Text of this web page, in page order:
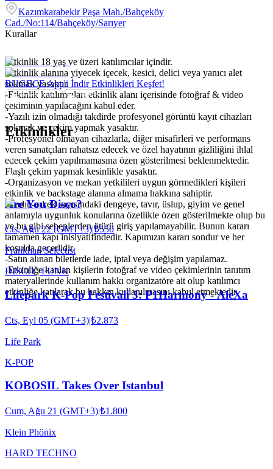
Kazımkarabekir Paşa Mah./Bahçeköy
Cad./No:114/Bahçeköy/Sarıyer
Kurallar
-Etkinlik 18 yaş ve üzeri katılımcılar içindir.
-Etkinlik alanına yiyecek içecek, kesici, delici veya yanıcı alet
sokmak yasaktır.
-Etkinlik katılımcıları etkinlik alanı içerisinde fotoğraf & video
çekiminin yapılacağını kabul eder.
-Yazılı izin olmadığı takdirde profesyonel görüntü kayıt cihazları
sokmak ve çekim yapmak yasaktır.
-Profesyonel olmayan cihazlarla, diğer misafirleri ve performans
veren sanatçıları rahatsız edecek ve özel hayatının gizliliğini ihlal
edecek çekim yapılmamasına özen gösterilmesi beklenmektedir.
Flaşlı çekim yapmak kesinlikle yasaktır.
-Organizasyon ve mekan yetkilileri uygun görmedikleri kişileri
etkinlik ve backstage alanına almama hakkına sahiptir.
-Kadın-erkek sayısındaki dengeye, tavır, üslup, giyim ve genel
anlamıyla uygunluk konularına özellikle özen gösterilmekte olup bu
ve bu gibi sebeplerden ötürü giriş yapılamayabilir. Bunun kararı
tamamen kapı inisiyatifindedir. Kapımızın kararı sondur ve her
koşulda geçerlidir.
-Satın alınan biletlerde iade, iptal veya değişim yapılamaz.
-Etkinliğe katılan kişilerin fotoğraf ve video çekimlerinin tanıtım
materyallerinde kullanım hakkı organizatöre ait olup katılımcı
etkinliğe katılarak bu hakkın kullanılmasını kabul etmektedir.
BUGECE App'i İndir Etkinlikleri Keşfet!
Etkinlikler
Are You Disco?
Cts, Ağu 22 (GMT+3)|₺550
Frankhan Selectist
DISCO | FUNK
Lifepark K-Pop Festivali 3: P1Harmony - AleXa
Cts, Eyl 05 (GMT+3)|₺2.873
Life Park
K-POP
KOBOSIL Takes Over Istanbul
Cum, Ağu 21 (GMT+3)|₺1.800
Klein Phönix
HARD TECHNO